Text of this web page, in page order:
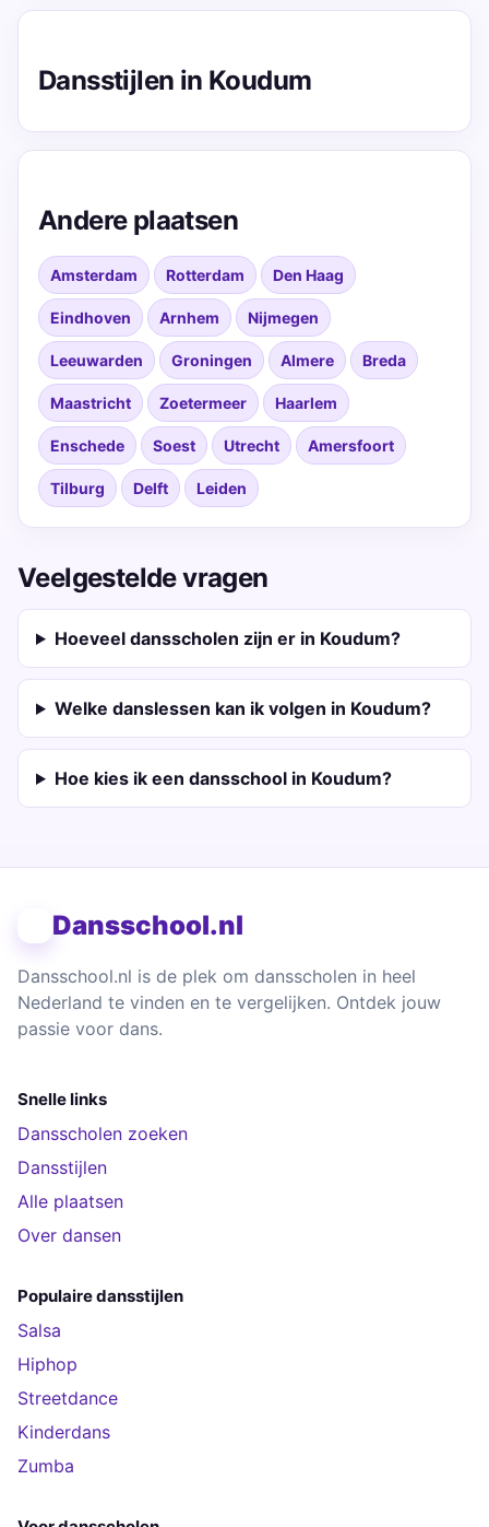
Dansstijlen in Koudum
Andere plaatsen
Amsterdam Rotterdam Den Haag
Eindhoven Arnhem Nijmegen
Leeuwarden Groningen Almere Breda
Maastricht Zoetermeer Haarlem
Enschede Soest Utrecht Amersfoort
Tilburg Delft Leiden
Veelgestelde vragen
Hoeveel dansscholen zijn er in Koudum?
Welke danslessen kan ik volgen in Koudum?
Hoe kies ik een dansschool in Koudum?
Dansschool.nl
Dansschool.nl is de plek om dansscholen in heel
Nederland te vinden en te vergelijken. Ontdek jouw
passie voor dans.
Snelle links
Dansscholen zoeken
Dansstijlen
Alle plaatsen
Over dansen
Populaire dansstijlen
Salsa
Hiphop
Streetdance
Kinderdans
Zumba